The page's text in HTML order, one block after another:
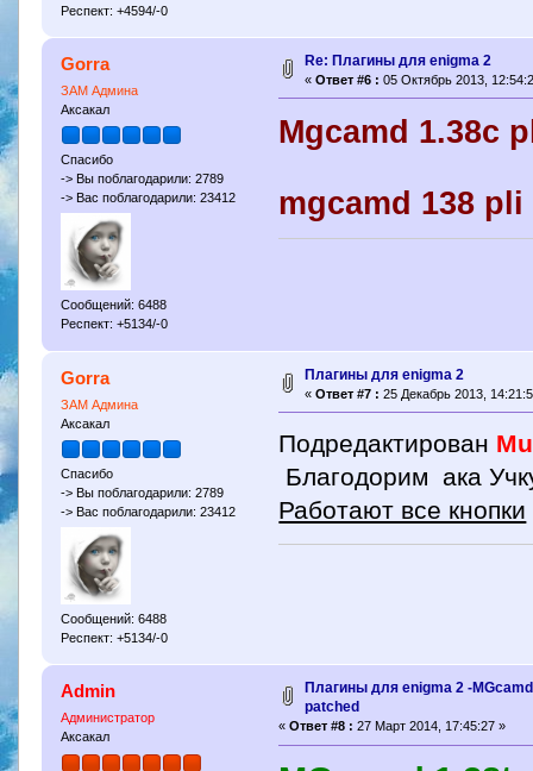
Респект: +4594/-0
Gorra
ЗАМ Админа
Аксакал
Спасибо
-> Вы поблагодарили: 2789
-> Вас поблагодарили: 23412
Сообщений: 6488
Респект: +5134/-0
Re: Плагины для enigma 2
« Ответ #6 : 05 Октябрь 2013,
Mgcamd 1.38c
mgcamd 138
Gorra
ЗАМ Админа
Аксакал
Спасибо
-> Вы поблагодарили: 2789
-> Вас поблагодарили: 23412
Сообщений: 6488
Респект: +5134/-0
Плагины для enigma 2
« Ответ #7 : 25 Декабрь 2013,
Подредактирован
Благодорим ака
Работают все кнопки
Admin
Администратор
Аксакал
Плагины для enigma 2 -
patched
«Ответ #8 : 27 Март 2014, 17:45:27 »